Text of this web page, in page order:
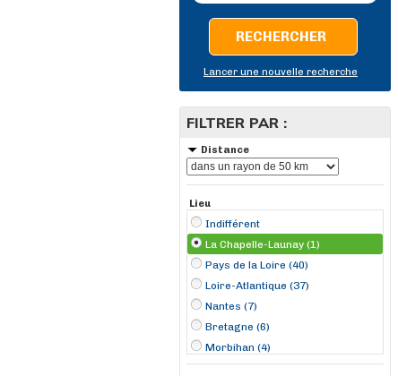
RECHERCHER
Lancer une nouvelle recherche
FILTRER PAR :
Distance
Lieu
Indifférent
La Chapelle-Launay (1)
Pays de la Loire (40)
Loire-Atlantique (37)
Nantes (7)
Bretagne (6)
Morbihan (4)
Pornic (3)